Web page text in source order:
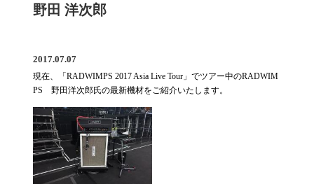
野田 洋次郎
2017.07.07
現在、「RADWIMPS 2017 Asia Live Tour」でツアー中のRADWIM
PS 野田洋次郎氏の最新機材をご紹介いたします。